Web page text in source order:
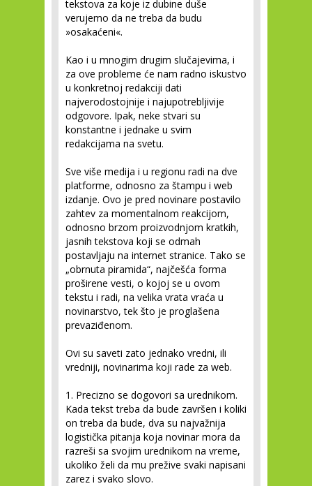
tekstova za koje iz dubine duše
verujemo da ne treba da budu
»osakaćeni«.
Kao i u mnogim drugim slučajevima, i
za ove probleme će nam radno iskustvo
u konkretnoj redakciji dati
najverodostojnije i najupotrebljivije
odgovore. Ipak, neke stvari su
konstantne i jednake u svim
redakcijama na svetu.
Sve više medija i u regionu radi na dve
platforme, odnosno za štampu i web
izdanje. Ovo je pred novinare postavilo
zahtev za momentalnom reakcijom,
odnosno brzom proizvodnjom kratkih,
jasnih tekstova koji se odmah
postavljaju na internet stranice. Tako se
„obrnuta piramida“, najčešća forma
proširene vesti, o kojoj se u ovom
tekstu i radi, na velika vrata vraća u
novinarstvo, tek što je proglašena
prevaziđenom.
Ovi su saveti zato jednako vredni, ili
vredniji, novinarima koji rade za web.
1. Precizno se dogovori sa urednikom.
Kada tekst treba da bude završen i koliki
on treba da bude, dva su najvažnija
logistička pitanja koja novinar mora da
razreši sa svojim urednikom na vreme,
ukoliko želi da mu prežive svaki napisani
zarez i svako slovo.